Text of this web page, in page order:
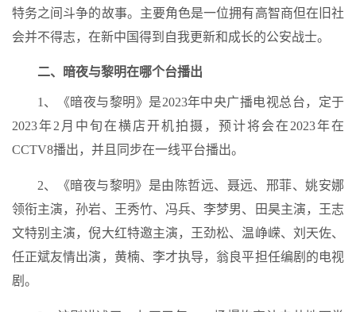
特务之间斗争的故事。主要角色是一位拥有高智商但在旧社
会并不得志，在新中国得到自我更新和成长的公安战士。
二、暗夜与黎明在哪个台播出
1、《暗夜与黎明》是2023年中央广播电视总台，定于
2023年2月中旬在横店开机拍摄，预计将会在2023年在
CCTV8播出，并且同步在一线平台播出。
2、《暗夜与黎明》是由陈哲远、聂远、邢菲、姚安娜
领衔主演，孙岩、王秀竹、冯兵、李梦男、田昊主演，王志
文特别主演，倪大红特邀主演，王劲松、温峥嵘、刘天佐、
任正斌友情出演，黄楠、李才执导，翁良平担任编剧的电视
剧。